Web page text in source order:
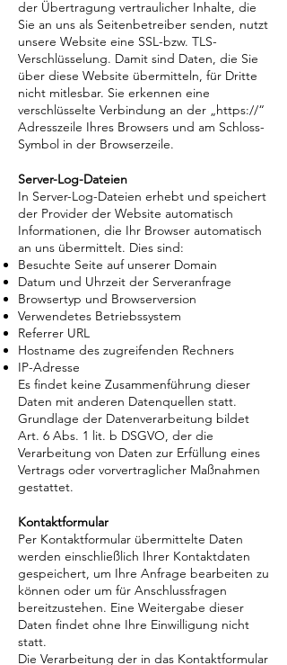
der Übertragung vertraulicher Inhalte, die
Sie an uns als Seitenbetreiber senden, nutzt
unsere Website eine SSL-bzw. TLS-
Verschlüsselung. Damit sind Daten, die Sie
über diese Website übermitteln, für Dritte
nicht mitlesbar. Sie erkennen eine
verschlüsselte Verbindung an der „https://“
Adresszeile Ihres Browsers und am Schloss-
Symbol in der Browserzeile.
Server-Log-Dateien
In Server-Log-Dateien erhebt und speichert
der Provider der Website automatisch
Informationen, die Ihr Browser automatisch
an uns übermittelt. Dies sind:
Besuchte Seite auf unserer Domain
Datum und Uhrzeit der Serveranfrage
Browsertyp und Browserversion
Verwendetes Betriebssystem
Referrer URL
Hostname des zugreifenden Rechners
IP-Adresse
Es findet keine Zusammenführung dieser
Daten mit anderen Datenquellen statt.
Grundlage der Datenverarbeitung bildet
Art. 6 Abs. 1 lit. b DSGVO, der die
Verarbeitung von Daten zur Erfüllung eines
Vertrags oder vorvertraglicher Maßnahmen
gestattet.
Kontaktformular
Per Kontaktformular übermittelte Daten
werden einschließlich Ihrer Kontaktdaten
gespeichert, um Ihre Anfrage bearbeiten zu
können oder um für Anschlussfragen
bereitzustehen. Eine Weitergabe dieser
Daten findet ohne Ihre Einwilligung nicht
statt.
Die Verarbeitung der in das Kontaktformular